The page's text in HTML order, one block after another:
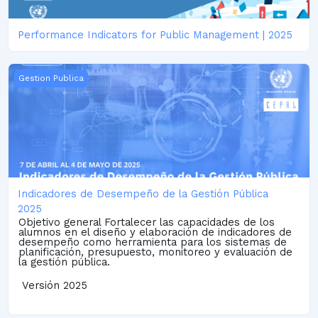
Performance Indicators for Public Management | 2025
Indicadores de Desempeño de la Gestión Pública 2025
Gestion Publica
Indicadores de Desempeño de la Gestión Pública
2025
Objetivo general Fortalecer las capacidades de los
alumnos en el diseño y elaboración de indicadores de
desempeño como herramienta para los sistemas de
planificación, presupuesto, monitoreo y evaluación de
la gestión pública.
Versión 2025